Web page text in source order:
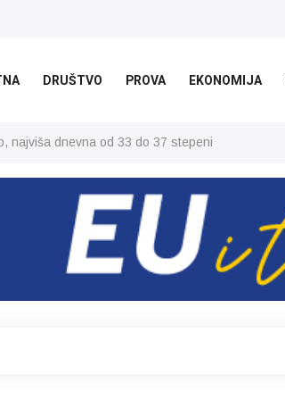
DRUŠTVO PROVA EKONOMIJA
najviša dnevna od 33 do 37 stepeni